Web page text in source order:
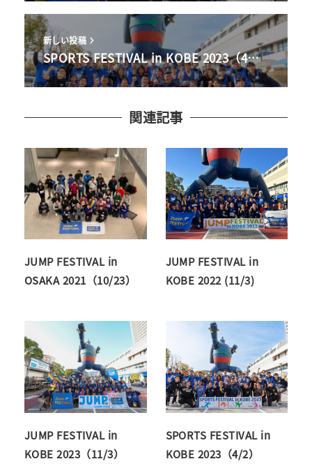
新しい投稿
SPORTS FESTIVAL in KOBE 2023（4…
関連記事
JUMP FESTIVAL in
OSAKA 2021（10/23）
JUMP FESTIVAL in
KOBE 2022 (11/3)
JUMP FESTIVAL in
KOBE 2023（11/3）
SPORTS FESTIVAL in
KOBE 2023（4/2）